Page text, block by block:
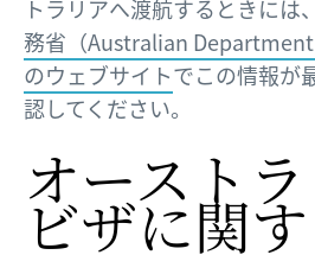
トラリアへ渡航するときには、
務省（Australian Department
のウェブサイトでこの情報が
認してください。
オースト
ビザに​関